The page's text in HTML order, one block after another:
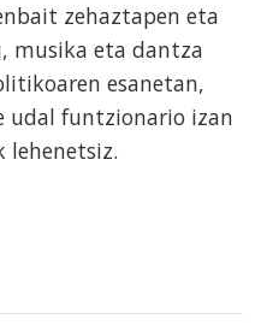
zehaztapen eta
musika eta dantza
esanetan,
udal funtzionario izan
lehenetsiz.